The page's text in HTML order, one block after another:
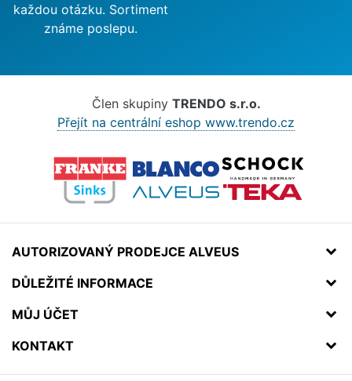
každou otázku. Sortiment
známe poslepu.
Člen skupiny TRENDO s.r.o.
Přejít na centrální eshop www.trendo.cz
AUTORIZOVANÝ PRODEJCE ALVEUS
DŮLEŽITÉ INFORMACE
MŮJ ÚČET
KONTAKT